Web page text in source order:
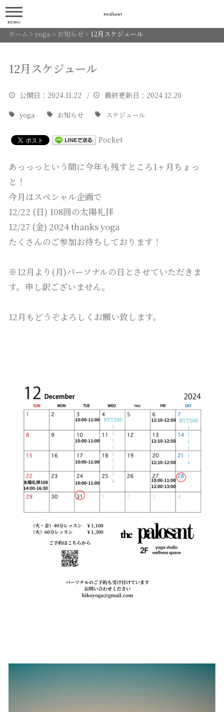
MENU
ホーム > yoga > お知らせ> 12月スケジュール
12月スケジュール
公開日 ：2024.11.22 / 最終更新日 ：2024.12.20
yoga お知らせ スケジュール
Pocket
あっっっという間に今年も残すところ1ヶ月ちょっ
と！
今月はスペシャル企画で
12/22 (日) 108回の太陽礼拝
12/27 (金) 2024 thanks yoga
たくさんのご参加お待ちしております！
※12月より(月)パーソナルの日とさせていただきま
す。申し訳ございません。
12月もどうぞよろしくお願い致します。